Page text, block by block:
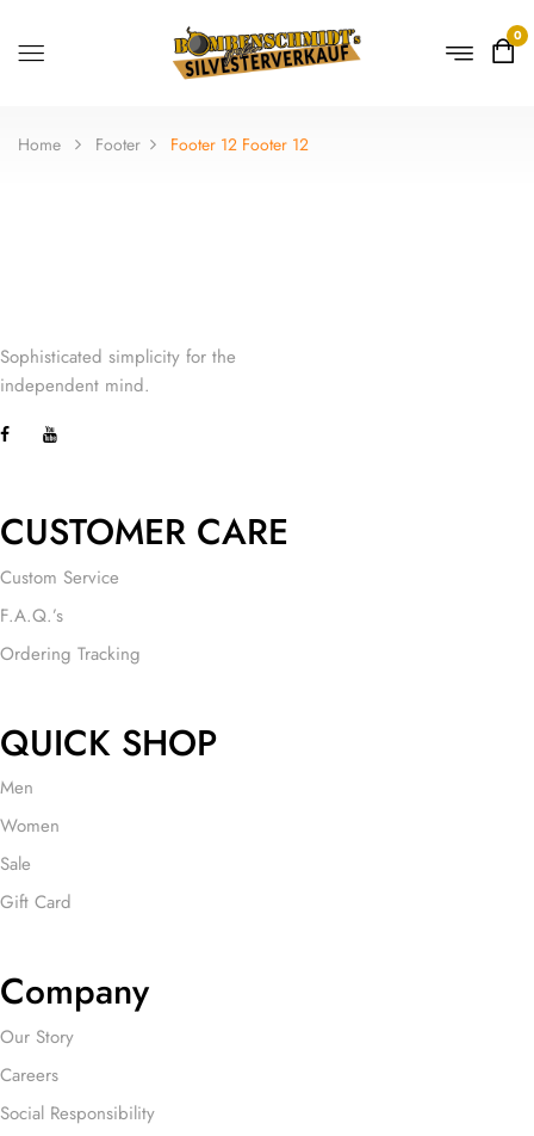
0
Home Footer Footer 12 Footer 12
Sophisticated simplicity for the
independent mind.
CUSTOMER CARE
Custom Service
F.A.Q.’s
Ordering Tracking
QUICK SHOP
Men
Women
Sale
Gift Card
Company
Our Story
Careers
Social Responsibility